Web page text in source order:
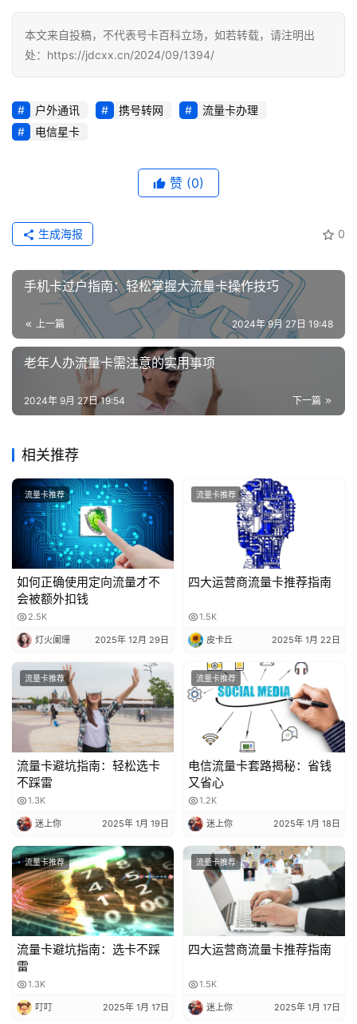
号
码
认
增
值
本文来自投稿，不代表号卡百科立场，如若转载，请注明出
处：https://jdcxx.cn/2024/09/1394/
户外通讯 携号转网
流量卡办理
电信星卡
赞 (0)
0
生成海报
手机卡过户指南：轻松掌握大流量卡操作技巧
上一篇 2024年 9月 27日 19:48
老年人办流量卡需注意的实用事项
下一篇
2024年 9月 27日 19:54
相关推荐
流量卡推荐
如何正确使用定向流量才不
会被额外扣钱
2.5K
灯火阑珊 2025年 12月 29日
流量卡推荐
四大运营商流量卡推荐指南
1.5K
皮卡丘 2025年 1月 22日
流量卡推荐
流量卡避坑指南：轻松选卡
不踩雷
1.3K
迷上你 2025年 1月 19日
流量卡推荐
电信流量卡套路揭秘：省钱
又省心
1.2K
迷上你 2025年 1月 18日
流量卡推荐
流量卡避坑指南：选卡不踩
雷
1.3K
叮叮 2025年 1月 17日
流量卡推荐
四大运营商流量卡推荐指南
1.5K
迷上你 2025年 1月 17日